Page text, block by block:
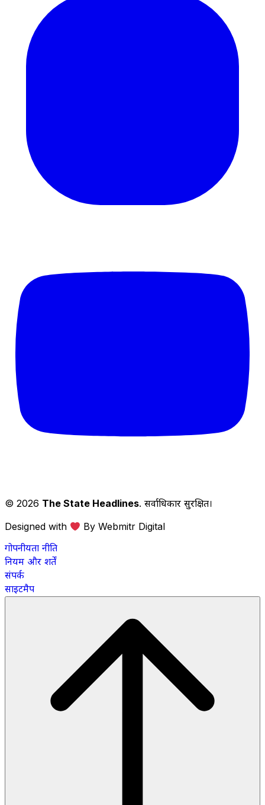
© 2026 The State Headlines. सर्वाधिकार सुरक्षित।
Designed with
By Webmitr Digital
गोपनीयता नीति
नियम और शर्तें
संपर्क
साइटमैप